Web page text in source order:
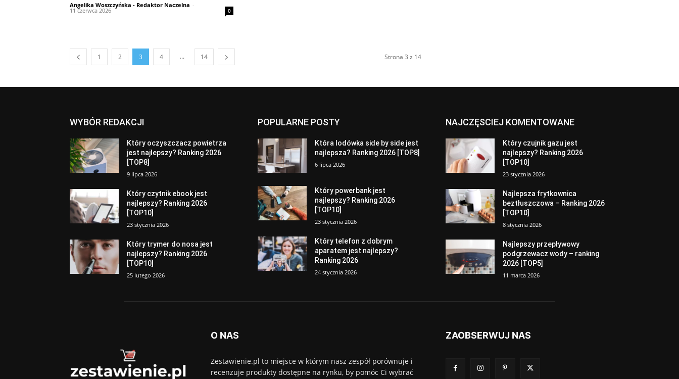
Angelika Woszczyńska - Redaktor Naczelna -
11 czerwca 2026 0
1 2 3 4 ... 14 Strona 3 z 14
WYBÓR REDAKCJI
Który oczyszczacz powietrza
jest najlepszy? Ranking 2026
[TOP8]
9 lipca 2026
Który czytnik ebook jest
najlepszy? Ranking 2026
[TOP10]
23 stycznia 2026
Który trymer do nosa jest
najlepszy? Ranking 2026
[TOP10]
25 lutego 2026
POPULARNE POSTY
Która lodówka side by side jest
najlepsza? Ranking 2026 [TOP8]
6 lipca 2026
Który powerbank jest
najlepszy? Ranking 2026
[TOP10]
23 stycznia 2026
Który telefon z dobrym
aparatem jest najlepszy?
Ranking 2026
24 stycznia 2026
NAJCZĘSCIEJ KOMENTOWANE
Który czujnik gazu jest
najlepszy? Ranking 2026
[TOP10]
23 stycznia 2026
Najlepsza frytkownica
beztłuszczowa – Ranking 2026
[TOP10]
8 stycznia 2026
Najlepszy przepływowy
podgrzewacz wody – ranking
2026 [TOP5]
11 marca 2026
O NAS
Zestawienie.pl to miejsce w którym nasz zespół porównuje i
recenzuje produkty dostępne na rynku, by pomóc Ci wybrać
ZAOBSERWUJ NAS